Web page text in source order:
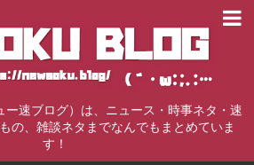
ー速ブログ）は、ニュース・時事ネタ・速
の、雑談ネタまでなんでもまとめていま
す！